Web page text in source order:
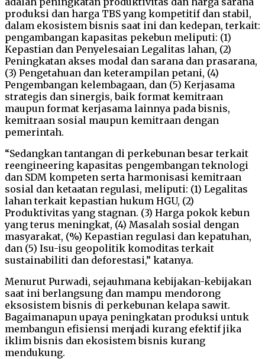
produksi dan harga TBS yang kompetitif dan stabil,
dalam ekosistem bisnis saat ini dan kedepan, terkait:
pengambangan kapasitas pekebun meliputi: (1)
Kepastian dan Penyelesaian Legalitas lahan, (2)
Peningkatan akses modal dan sarana dan prasarana,
(3) Pengetahuan dan keterampilan petani, (4)
Pengembangan kelembagaan, dan (5) Kerjasama
strategis dan sinergis, baik format kemitraan
maupun format kerjasama lainnya pada bisnis,
kemitraan sosial maupun kemitraan dengan
pemerintah.
“Sedangkan tantangan di perkebunan besar terkait
reengineering kapasitas pengembangan teknologi
dan SDM kompeten serta harmonisasi kemitraan
sosial dan ketaatan regulasi, meliputi: (1) Legalitas
lahan terkait kepastian hukum HGU, (2)
Produktivitas yang stagnan. (3) Harga pokok kebun
yang terus meningkat, (4) Masalah sosial dengan
masyarakat, (%) Kepastian regulasi dan kepatuhan,
dan (5) Isu-isu geopolitik komoditas terkait
sustainabiliti dan deforestasi,” katanya.
Menurut Purwadi, sejauhmana kebijakan-kebijakan
saat ini berlangsung dan mampu mendorong
eksosistem bisnis di perkebunan kelapa sawit.
Bagaimanapun upaya peningkatan produksi untuk
membangun efisiensi menjadi kurang efektif jika
iklim bisnis dan ekosistem bisnis kurang
mendukung.